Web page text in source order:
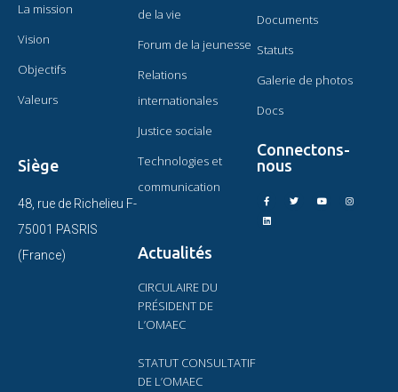
La mission
Vision
Objectifs
Valeurs
Siège
48, rue de Richelieu F-
75001 PASRIS
(France)
de la vie
Forum de la jeunesse
Relations
internationales
Justice sociale
Technologies et
communication
Actualités
CIRCULAIRE DU
PRÉSIDENT DE
L’OMAEC
STATUT CONSULTATIF
DE L’OMAEC
Documents
Statuts
Galerie de photos
Docs
Connectons-
nous